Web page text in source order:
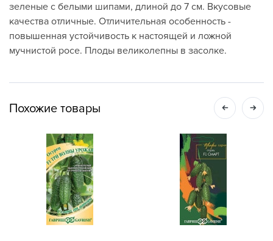
зеленые с белыми шипами, длиной до 7 см. Вкусовые
качества отличные. Отличительная особенность -
повышенная устойчивость к настоящей и ложной
мучнистой росе. Плоды великолепны в засолке.
Похожие товары